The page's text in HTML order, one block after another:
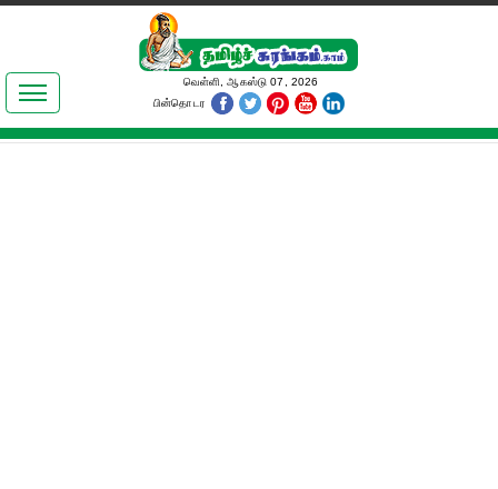
இலக்கியங்கள்
தமிழ் உலகம்
வெள்ளி, ஆகஸ்டு 07, 2026
பின்தொடர